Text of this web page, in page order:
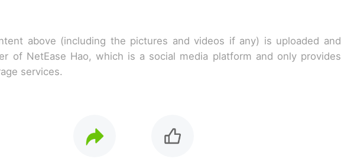
above (including the pictures and videos if any) is uploaded and
of NetEase Hao, which is a social media platform and only provides
services.